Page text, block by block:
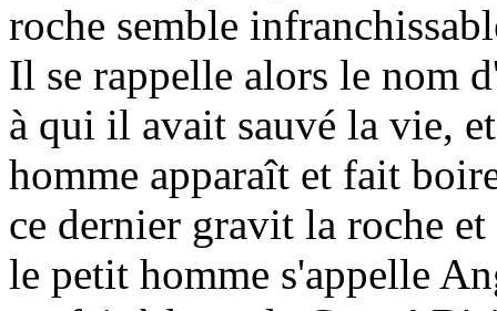
roche semble
Il se rappelle alors le nom
à qui il avait sauvé la vie,
homme apparaît et fait
ce dernier gravit la roche
le petit homme s'appelle